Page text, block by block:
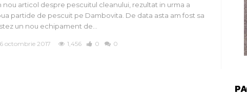
nou articol despre pescuitul cleanului, rezultat in urma a
partide de pescuit pe Dambovita. De data asta am fost sa
un nou echipament de…
6 octombrie 2017 1,456 0 0